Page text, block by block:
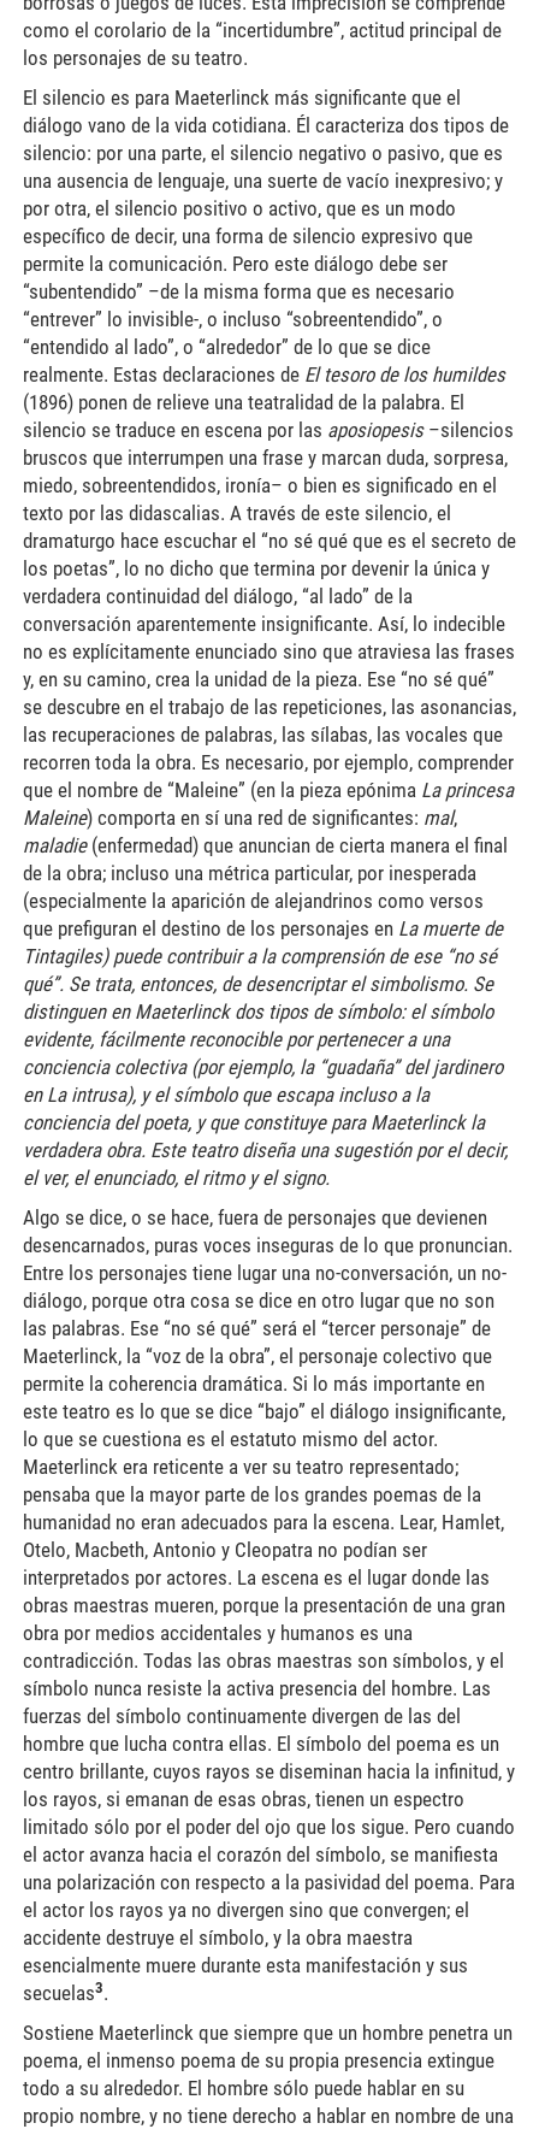
como el corolario de la “incertidumbre”, actitud principal de
los personajes de su teatro.
El silencio es para Maeterlinck más significante que el
diálogo vano de la vida cotidiana. Él caracteriza dos tipos de
silencio: por una parte, el silencio negativo o pasivo, que es
una ausencia de lenguaje, una suerte de vacío inexpresivo; y
por otra, el silencio positivo o activo, que es un modo
específico de decir, una forma de silencio expresivo que
permite la comunicación. Pero este diálogo debe ser
“subentendido” –de la misma forma que es necesario
“entrever” lo invisible-, o incluso “sobreentendido”, o
“entendido al lado”, o “alrededor” de lo que se dice
realmente. Estas declaraciones de El tesoro de los humildes
(1896) ponen de relieve una teatralidad de la palabra. El
silencio se traduce en escena por las aposiopesis–silencios
bruscos que interrumpen una frase y marcan duda, sorpresa,
miedo, sobreentendidos, ironía– o bien es significado en el
texto por las didascalias. A través de este silencio, el
dramaturgo hace escuchar el “no sé qué que es el secreto de
los poetas”, lo no dicho que termina por devenir la única y
verdadera continuidad del diálogo, “al lado” de la
conversación aparentemente insignificante. Así, lo indecible
no es explícitamente enunciado sino que atraviesa las frases
y, en su camino, crea la unidad de la pieza. Ese “no sé qué”
se descubre en el trabajo de las repeticiones, las asonancias,
las recuperaciones de palabras, las sílabas, las vocales que
recorren toda la obra. Es necesario, por ejemplo, comprender
que el nombre de “Maleine” (en la pieza epónima La princesa
Maleine) comporta en sí una red de significantes: mal,
maladie(enfermedad) que anuncian de cierta manera el final
de la obra; incluso una métrica particular, por inesperada
(especialmente la aparición de alejandrinos como versos
que prefiguran el destino de los personajes en La muerte de
Tintagiles) puede contribuir a la comprensión de ese “no sé
qué”. Se trata, entonces, de desencriptar el simbolismo. Se
distinguen en Maeterlinck dos tipos de símbolo: el símbolo
evidente, fácilmente reconocible por pertenecer a una
conciencia colectiva (por ejemplo, la “guadaña” del jardinero
en La intrusa), y el símbolo que escapa incluso a la
conciencia del poeta, y que constituye para Maeterlinck la
verdadera obra. Este teatro diseña una sugestión por el decir,
el ver, el enunciado, el ritmo y el signo.
Algo se dice, o se hace, fuera de personajes que devienen
desencarnados, puras voces inseguras de lo que pronuncian.
Entre los personajes tiene lugar una no-conversación, un no-
diálogo, porque otra cosa se dice en otro lugar que no son
las palabras. Ese “no sé qué” será el “tercer personaje” de
Maeterlinck, la “voz de la obra”, el personaje colectivo que
permite la coherencia dramática. Si lo más importante en
este teatro es lo que se dice “bajo” el diálogo insignificante,
lo que se cuestiona es el estatuto mismo del actor.
Maeterlinck era reticente a ver su teatro representado;
pensaba que la mayor parte de los grandes poemas de la
humanidad no eran adecuados para la escena. Lear, Hamlet,
Otelo, Macbeth, Antonio y Cleopatra no podían ser
interpretados por actores. La escena es el lugar donde las
obras maestras mueren, porque la presentación de una gran
obra por medios accidentales y humanos es una
contradicción. Todas las obras maestras son símbolos, y el
símbolo nunca resiste la activa presencia del hombre. Las
fuerzas del símbolo continuamente divergen de las del
hombre que lucha contra ellas. El símbolo del poema es un
centro brillante, cuyos rayos se diseminan hacia la infinitud, y
los rayos, si emanan de esas obras, tienen un espectro
limitado sólo por el poder del ojo que los sigue. Pero cuando
el actor avanza hacia el corazón del símbolo, se manifiesta
una polarización con respecto a la pasividad del poema. Para
el actor los rayos ya no divergen sino que convergen; el
accidente destruye el símbolo, y la obra maestra
esencialmente muere durante esta manifestación y sus
secuelas3.
Sostiene Maeterlinck que siempre que un hombre penetra un
poema, el inmenso poema de su propia presencia extingue
todo a su alrededor. El hombre sólo puede hablar en su
propio nombre, y no tiene derecho a hablar en nombre de una